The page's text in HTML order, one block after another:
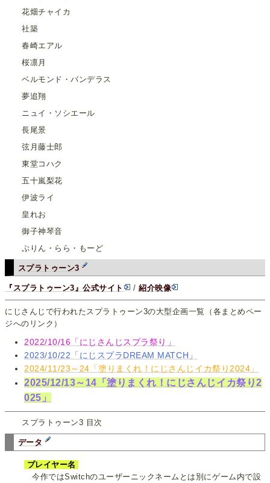
花畑チャイカ
社築
春崎エアル
桜凛月
ベルモンド・バンデラス
夢追翔
ニュイ・ソシエール
長尾景
弦月藤士郎
東堂コハク
五十嵐梨花
伊波ライ
皇れお
御子神琴音
ぷりん・らら・もーど
スプラトゥーン3
『スプラトゥーン3』公式サイト /紹介映像
にじさんじで行われたスプラトゥーン3の大型企画一覧（各まとめペー
ジへのリンク）
2022/10/16「にじさんじスプラ祭り」
2023/10/22「にじスプラDREAM MATCH」
2024/11/23～24「塗りまくれ！にじさんじイカ祭り2024」
2025/12/13～14「塗りまくれ！にじさんじイカ祭り2
025」
スプラトゥーン3 目次
データ
プレイヤー名
今作ではSwitchのユーザーニックネームとは別にゲーム内で設